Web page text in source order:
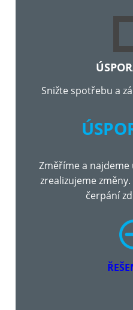
Snižte spotřebu a
Změříme a
zrealizujeme
čerpání